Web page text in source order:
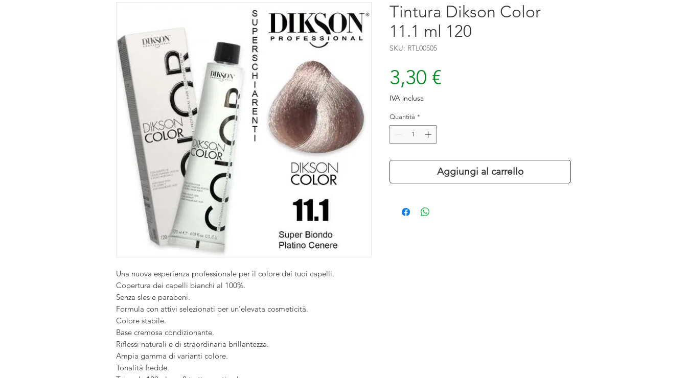
Una nuova esperienza professionale per il colore dei tuoi capelli.
Copertura dei capelli bianchi al 100%.
Senza sles e parabeni.
Formula con attivi selezionati per un’elevata cosmeticità.
Colore stabile.
Base cremosa condizionante.
Riflessi naturali e di straordinaria brillantezza.
Ampia gamma di varianti colore.
Tonalità fredde.
Tintura Dikson Color
11.1 ml 120
SKU: RTL00505
3,30 €
IVA inclusa
Quantità *
Aggiungi al carrello